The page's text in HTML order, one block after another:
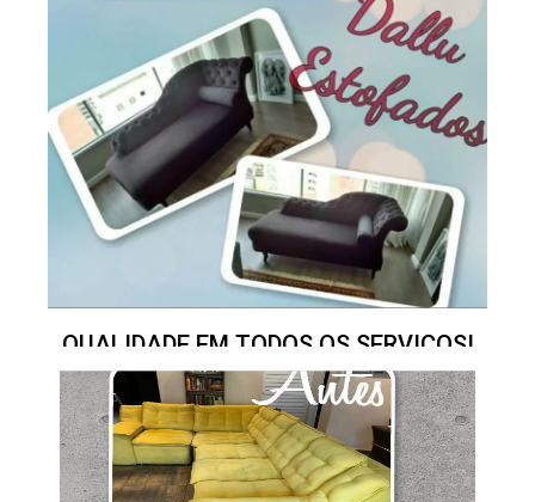
QUALIDADE EM TODOS OS SERVIÇOS!